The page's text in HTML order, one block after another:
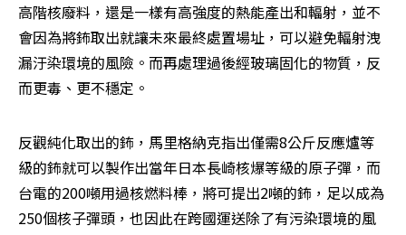
高階核廢料，還是一樣有高強度的熱能產出和輻射，並不
會因為將鈽取出就讓未來最終處置場址，可以避免輻射洩
漏汙染環境的風險。而再處理過後經玻璃固化的物質，反
而更毒、更不穩定。
反觀純化取出的鈽，馬里格納克指出僅需8公斤反應爐等
級的鈽就可以製作出當年日本長崎核爆等級的原子彈，而
台電的200噸用過核燃料棒，將可提出2噸的鈽，足以成為
250個核子彈頭，也因此在跨國運送除了有污染環境的風